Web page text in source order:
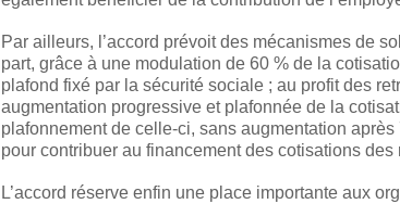
Par ailleurs, l’accord prévoit des mécanismes de
part, grâce à une modulation de 60 % de la
plafond fixé par la sécurité sociale ; au profit des
augmentation progressive et plafonnée de la
plafonnement de celle-ci, sans augmentation
pour contribuer au financement des cotisations
L’accord réserve enfin une place importante aux